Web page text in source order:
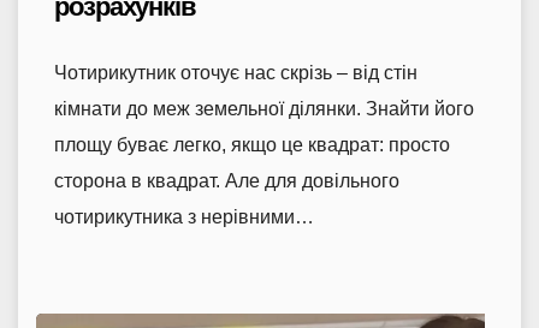
Чотирикутник оточує нас скрізь – від стін
кімнати до меж земельної ділянки. Знайти його
площу буває легко, якщо це квадрат: просто
сторона в квадрат. Але для довільного
чотирикутника з нерівними…